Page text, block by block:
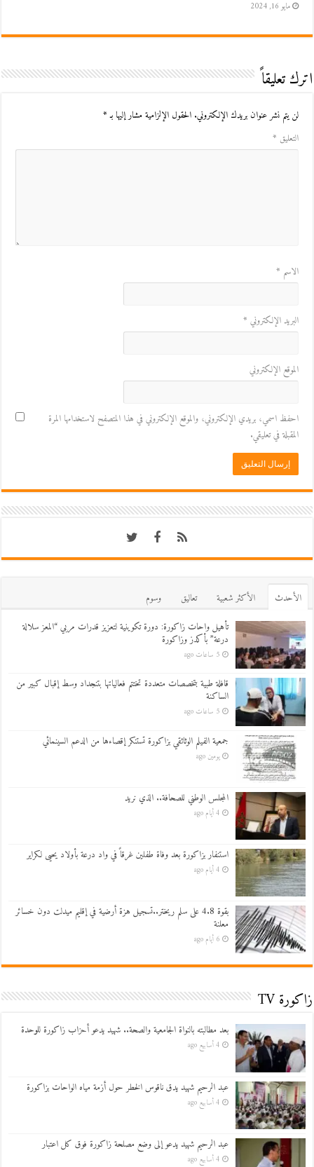
مايو 16, 2024
اترك تعليقاً
لن يتم نشر عنوان بريدك الإلكتروني. الحقول الإلزامية مشار إليها بـ*
التعليق *
الاسم *
البريد الإلكتروني *
الموقع الإلكتروني
احفظ اسمي، بريدي الإلكتروني، والموقع الإلكتروني في هذا المتصفح لاستخدامها المرة
المقبلة في تعليقي.
اﻷحدث اﻷكثر شعبية تعاليق
وسوم
تأهيل واحات زاكورة: دورة تكوينية لتعزيز قدرات مربي “المعز سلالة
درعة” بأكدز وزاكورة
5 ساعات ago
قافلة طبية بتخصصات متعددة تختتم فعالياتها بتنجداد وسط إقبال كبير من
الساكنة
5 ساعات ago
جمعية الفيلم الوثائقي بزاكورة تستنكر إقصاءها من الدعم السينمائي
يومين ago
المجلس الوطني للصحافة.. الذي نريد
4 أيام ago
استنفار بزاكورة بعد وفاة طفلين غرقاً في واد درعة بأولاد يحيى لكراير
4 أيام ago
بقوة 4.8 على سلم ريختر..تسجيل هزة أرضية في إقليم ميدلت دون خسائر
معلنة
6 أيام ago
زاكورة TV
بعد مطالبته بالنواة الجامعية والصحة.. شهيد يدعو أحزاب زاكورة للوحدة
4 أسابيع ago
عبد الرحيم شهيد يدق ناقوس الخطر حول أزمة مياه الواحات بزاكورة
4 أسابيع ago
عبد الرحيم شهيد يدعو إلى وضع مصلحة زاكورة فوق كل اعتبار
4 أسابيع ago